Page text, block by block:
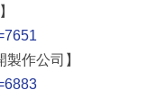
作公司】